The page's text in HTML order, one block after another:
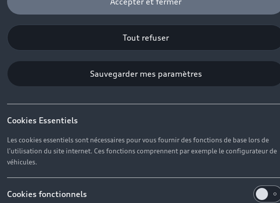
Q5 d’occasion,
Tout refuser
Sauvegarder mes paramètres
Cookies Essentiels
Les cookies essentiels sont nécessaires pour vous fournir des fonctions de base lors de
l'utilisation du site internet. Ces fonctions comprennent par exemple le configurateur de
véhicules.
Cookies fonctionnels